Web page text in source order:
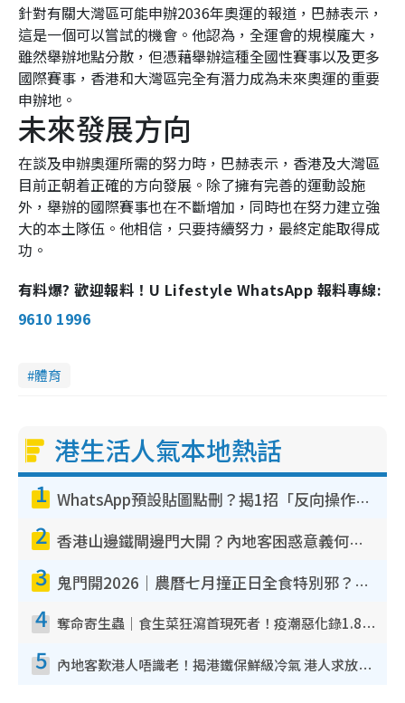
針對有關大灣區可能申辦2036年奧運的報道，巴赫表示，
這是一個可以嘗試的機會。他認為，全運會的規模龐大，
雖然舉辦地點分散，但憑藉舉辦這種全國性賽事以及更多
國際賽事，香港和大灣區完全有潛力成為未來奧運的重要
申辦地。
未來發展方向
在談及申辦奧運所需的努力時，巴赫表示，香港及大灣區
目前正朝着正確的方向發展。除了擁有完善的運動設施
外，舉辦的國際賽事也在不斷增加，同時也在努力建立強
大的本土隊伍。他相信，只要持續努力，最終定能取得成
功。
有料爆? 歡迎報料！U Lifestyle WhatsApp 報料專線:
9610 1996
體育
港生活人氣本地熱話
1 WhatsApp預設貼圖點刪？揭1招「反向操作」還原簡潔介面 附3步實測教學
2 香港山邊鐵閘邊門大開？內地客困惑意義何在！網民神回覆：呢種叫法理性防禦
3 鬼門開2026｜農曆七月撞正日全食特別邪？專家警告切忌做一事！揭4大禁忌+2招保平安
4 奪命寄生蟲｜食生菜狂瀉首現死者！疫潮惡化錄1.8萬宗病例 揭洗菜3大謬誤
5 內地客歎港人唔識老！揭港鐵保鮮級冷氣 港人求放過：咪投訴